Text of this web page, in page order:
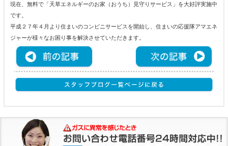
現在、無料で「天草エネルギーのお家（おうち）見守りサービス」を大好評実施中
です。
平成２７年４月より住まいのコンビニサービスを開始し、住まいの応援隊アマエネ
ジャーが様々なお困り事を解決させていただきます。